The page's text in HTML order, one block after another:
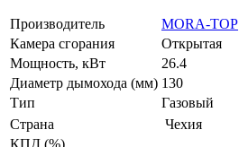
Производитель
MORA-TOP
Камера сгорания
Открытая
Мощность, кВт
26.4
Диаметр дымохода (мм) 130
Тип
Газовый
Страна
Чехия
КПД (%)